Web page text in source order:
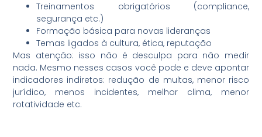
Treinamentos obrigatórios (compliance,
segurança etc.)
Formação básica para novas lideranças
Temas ligados à cultura, ética, reputação
Mas atenção: isso não é desculpa para não medir
nada. Mesmo nesses casos você pode e deve apontar
indicadores indiretos: redução de multas, menor risco
jurídico, menos incidentes, melhor clima, menor
rotatividade etc.